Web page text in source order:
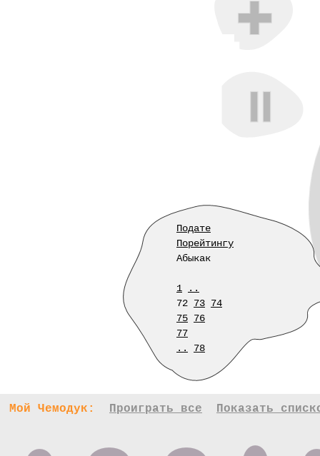
Подате
Порейтингу
Абыкак
1
..
72 73 74
75 76
77
..
78
Мой Чемодук: Проиграть все Показать